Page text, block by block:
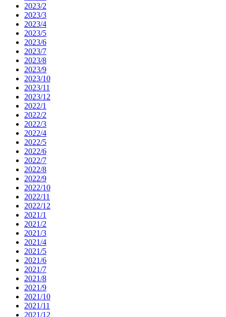
2023/2
2023/3
2023/4
2023/5
2023/6
2023/7
2023/8
2023/9
2023/10
2023/11
2023/12
2022/1
2022/2
2022/3
2022/4
2022/5
2022/6
2022/7
2022/8
2022/9
2022/10
2022/11
2022/12
2021/1
2021/2
2021/3
2021/4
2021/5
2021/6
2021/7
2021/8
2021/9
2021/10
2021/11
2021/12